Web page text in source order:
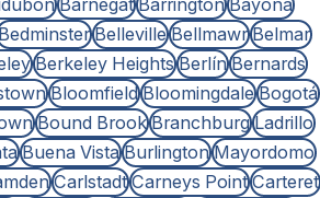
Belleville Bellmawr Belmar
Berkeley Heights Berlín Bernards
Bloomfield Bloomingdale Bogotá
Bound Brook Branchburg Ladrillo
Buena Vista Burlington Mayordomo
Carlstadt Carneys Point Carteret